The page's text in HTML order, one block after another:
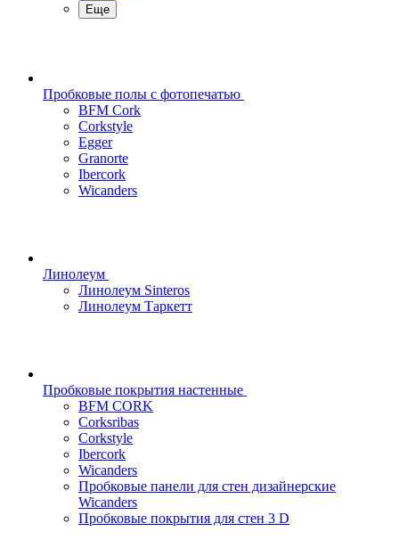
Еще
Пробковые полы с фотопечатью
BFM Cork
Corkstyle
Egger
Granorte
Ibercork
Wicanders
Линолеум
Линолеум Sinteros
Линолеум Таркетт
Пробковые покрытия настенные
BFM CORK
Corksribas
Corkstyle
Ibercork
Wicanders
Пробковые панели для стен дизайнерские
Wicanders
Пробковые покрытия для стен 3 D